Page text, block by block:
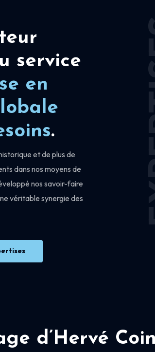
service
en
.
et de plus de
dans nos moyens de
nos savoir-faire
véritable synergie des
d’Hervé